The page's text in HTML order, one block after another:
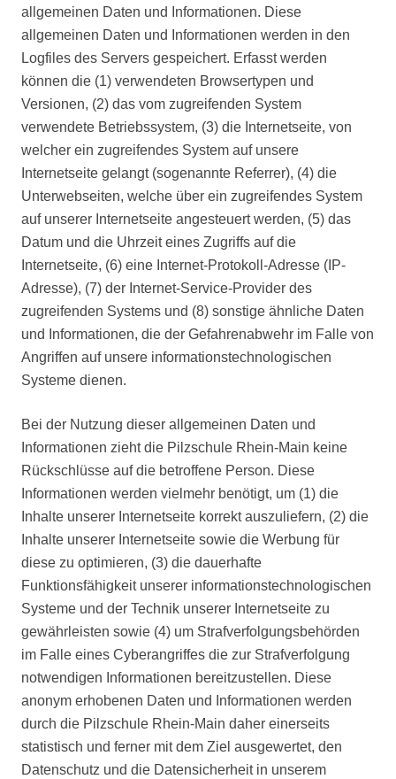
allgemeinen Daten und Informationen. Diese
allgemeinen Daten und Informationen werden in den
Logfiles des Servers gespeichert. Erfasst werden
können die (1) verwendeten Browsertypen und
Versionen, (2) das vom zugreifenden System
verwendete Betriebssystem, (3) die Internetseite, von
welcher ein zugreifendes System auf unsere
Internetseite gelangt (sogenannte Referrer), (4) die
Unterwebseiten, welche über ein zugreifendes System
auf unserer Internetseite angesteuert werden, (5) das
Datum und die Uhrzeit eines Zugriffs auf die
Internetseite, (6) eine Internet-Protokoll-Adresse (IP-
Adresse), (7) der Internet-Service-Provider des
zugreifenden Systems und (8) sonstige ähnliche Daten
und Informationen, die der Gefahrenabwehr im Falle von
Angriffen auf unsere informationstechnologischen
Systeme dienen.
Bei der Nutzung dieser allgemeinen Daten und
Informationen zieht die Pilzschule Rhein-Main keine
Rückschlüsse auf die betroffene Person. Diese
Informationen werden vielmehr benötigt, um (1) die
Inhalte unserer Internetseite korrekt auszuliefern, (2) die
Inhalte unserer Internetseite sowie die Werbung für
diese zu optimieren, (3) die dauerhafte
Funktionsfähigkeit unserer informationstechnologischen
Systeme und der Technik unserer Internetseite zu
gewährleisten sowie (4) um Strafverfolgungsbehörden
im Falle eines Cyberangriffes die zur Strafverfolgung
notwendigen Informationen bereitzustellen. Diese
anonym erhobenen Daten und Informationen werden
durch die Pilzschule Rhein-Main daher einerseits
statistisch und ferner mit dem Ziel ausgewertet, den
Datenschutz und die Datensicherheit in unserem